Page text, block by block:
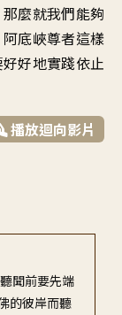
那麼就我們能夠
阿底峽尊者這樣
好地實踐依止
播放迴向影片
聞前要先端
的彼岸而聽